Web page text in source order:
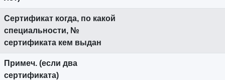
Сертификат когда, по какой
специальности, №
сертификата кем выдан
Примеч. (если два
сертификата)